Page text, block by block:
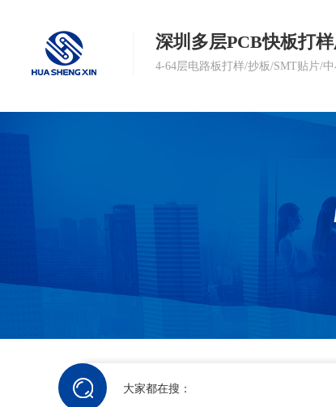
深圳多层PCB快板打
4-64层电路板打样/抄板/SMT贴片/
大家都在搜：